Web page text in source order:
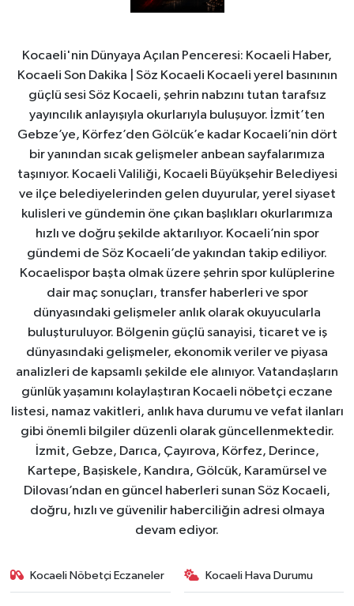
Kocaeli'nin Dünyaya Açılan Penceresi: Kocaeli Haber,
Kocaeli Son Dakika | Söz Kocaeli Kocaeli yerel basınının
güçlü sesi Söz Kocaeli, şehrin nabzını tutan tarafsız
yayıncılık anlayışıyla okurlarıyla buluşuyor. İzmit’ten
Gebze’ye, Körfez’den Gölcük’e kadar Kocaeli’nin dört
bir yanından sıcak gelişmeler anbean sayfalarımıza
taşınıyor. Kocaeli Valiliği, Kocaeli Büyükşehir Belediyesi
ve ilçe belediyelerinden gelen duyurular, yerel siyaset
kulisleri ve gündemin öne çıkan başlıkları okurlarımıza
hızlı ve doğru şekilde aktarılıyor. Kocaeli’nin spor
gündemi de Söz Kocaeli’de yakından takip ediliyor.
Kocaelispor başta olmak üzere şehrin spor kulüplerine
dair maç sonuçları, transfer haberleri ve spor
dünyasındaki gelişmeler anlık olarak okuyucularla
buluşturuluyor. Bölgenin güçlü sanayisi, ticaret ve iş
dünyasındaki gelişmeler, ekonomik veriler ve piyasa
analizleri de kapsamlı şekilde ele alınıyor. Vatandaşların
günlük yaşamını kolaylaştıran Kocaeli nöbetçi eczane
listesi, namaz vakitleri, anlık hava durumu ve vefat ilanları
gibi önemli bilgiler düzenli olarak güncellenmektedir.
İzmit, Gebze, Darıca, Çayırova, Körfez, Derince,
Kartepe, Başiskele, Kandıra, Gölcük, Karamürsel ve
Dilovası’ndan en güncel haberleri sunan Söz Kocaeli,
doğru, hızlı ve güvenilir haberciliğin adresi olmaya
devam ediyor.
Kocaeli Nöbetçi Eczaneler Kocaeli Hava Durumu